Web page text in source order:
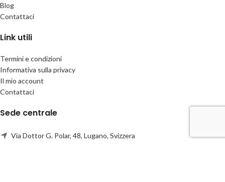
Blog
Contattaci
Link utili
Termini e condizioni
Informativa sulla privacy
Il mio account
Contattaci
Sede centrale
Via Dottor G. Polar, 48, Lugano, Svizzera